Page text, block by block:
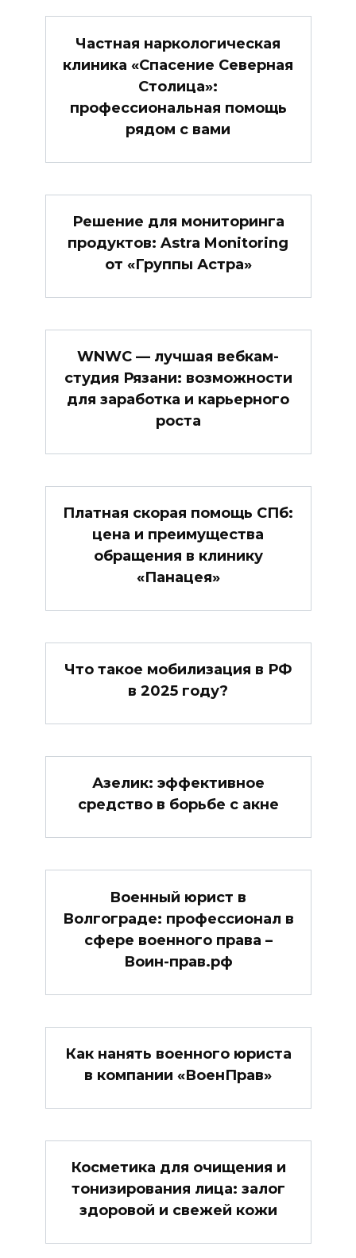
Частная наркологическая
клиника «Спасение Северная
Столица»:
профессиональная помощь
рядом с вами
Решение для мониторинга
продуктов: Astra Monitoring
от «Группы Астра»
WNWC — лучшая вебкам-
студия Рязани: возможности
для заработка и карьерного
роста
Платная скорая помощь СПб:
цена и преимущества
обращения в клинику
«Панацея»
Что такое мобилизация в РФ
в 2025 году?
Азелик: эффективное
средство в борьбе с акне
Военный юрист в
Волгограде: профессионал в
сфере военного права –
Воин-прав.рф
Как нанять военного юриста
в компании «ВоенПрав»
Косметика для очищения и
тонизирования лица: залог
здоровой и свежей кожи